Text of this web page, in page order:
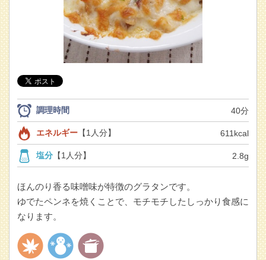
調理時間 40分
エネルギー【1人分】 611kcal
塩分【1人分】 2.8g
ほんのり香る味噌味が特徴のグラタンです。
ゆでたペンネを焼くことで、モチモチしたしっかり食感に
なります。